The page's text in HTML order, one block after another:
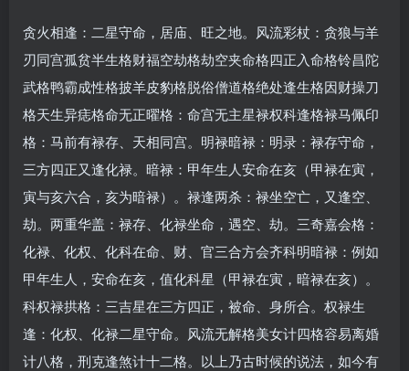
贪火相逢：二星守命，居庙、旺之地。风流彩杖：贪狼与羊
刃同宫孤贫半生格财福空劫格劫空夹命格四正入命格铃昌陀
武格鸭霸成性格披羊皮豹格脱俗僧道格绝处逢生格因财操刀
格天生异痣格命无正曜格：命宫无主星禄权科逢格禄马佩印
格：马前有禄存、天相同宫。明禄暗禄：明录：禄存守命，
三方四正又逢化禄。暗禄：甲年生人安命在亥（甲禄在寅，
寅与亥六合，亥为暗禄）。禄逢两杀：禄坐空亡，又逢空、
劫。两重华盖：禄存、化禄坐命，遇空、劫。三奇嘉会格：
化禄、化权、化科在命、财、官三合方会齐科明暗禄：例如
甲年生人，安命在亥，值化科星（甲禄在寅，暗禄在亥）。
科权禄拱格：三吉星在三方四正，被命、身所合。权禄生
逢：化权、化禄二星守命。风流无解格美女计四格容易离婚
计八格，刑克逢煞计十二格。以上乃古时候的说法，如今有